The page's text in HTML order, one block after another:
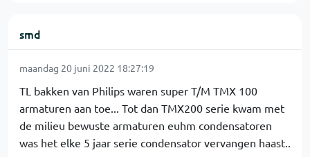
smd
maandag 20 juni 2022 18:27:19
TL bakken van Philips waren super T/M TMX 100
armaturen aan toe... Tot dan TMX200 serie kwam met
de milieu bewuste armaturen euhm condensatoren
was het elke 5 jaar serie condensator vervangen haast..